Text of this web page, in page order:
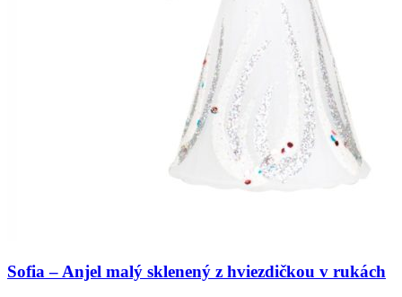
Sofia – Anjel malý sklenený z hviezdičkou v rukách